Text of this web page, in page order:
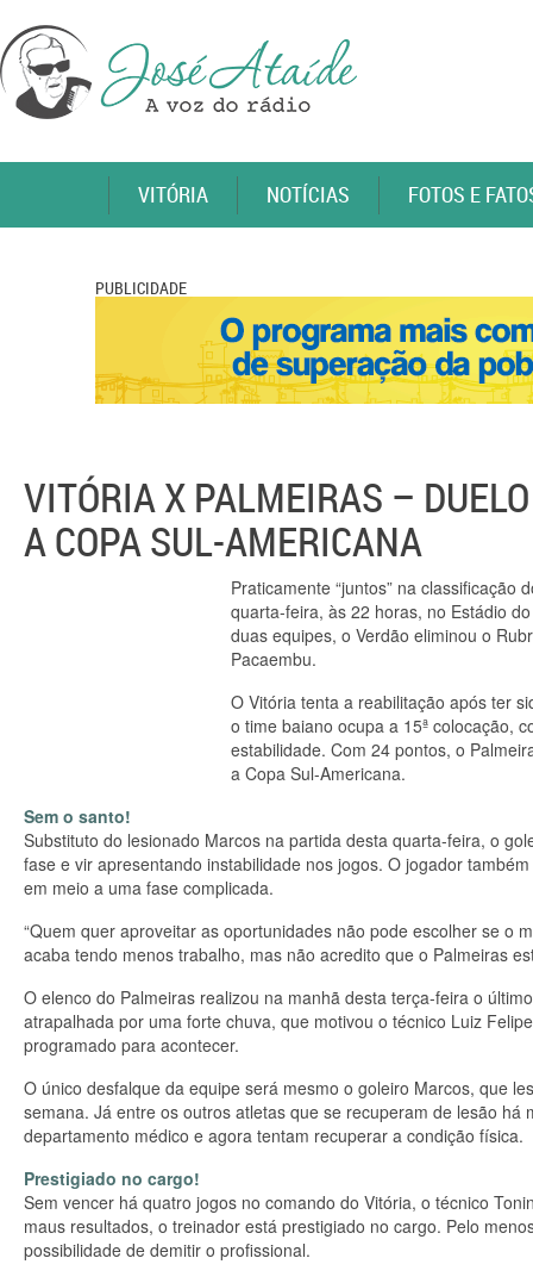
VITÓRIA NOTÍCIAS FOTOS E
PUBLICIDADE
VITÓRIA X PALMEIRAS –
A COPA SUL-AMERICANA
Praticamente “juntos” na
quarta-feira, às 22 horas, no Estádio
duas equipes, o Verdão eliminou o
Pacaembu.
O Vitória tenta a reabilitação após ter
o time baiano ocupa a 15ª colocação,
estabilidade. Com 24 pontos, o
a Copa Sul-Americana.
Sem o santo!
Substituto do lesionado Marcos na partida desta quarta-feira, o
fase e vir apresentando instabilidade nos jogos. O jogador
em meio a uma fase complicada.
“Quem quer aproveitar as oportunidades não pode escolher se o
acaba tendo menos trabalho, mas não acredito que o Palmeiras
O elenco do Palmeiras realizou na manhã desta terça-feira o
atrapalhada por uma forte chuva, que motivou o técnico Luiz
programado para acontecer.
O único desfalque da equipe será mesmo o goleiro Marcos, que
semana. Já entre os outros atletas que se recuperam de lesão
departamento médico e agora tentam recuperar a condição física.
Prestigiado no cargo!
Sem vencer há quatro jogos no comando do Vitória, o técnico
maus resultados, o treinador está prestigiado no cargo. Pelo
possibilidade de demitir o profissional.